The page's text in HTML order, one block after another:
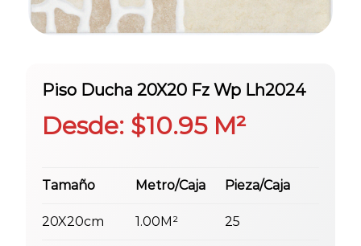
Piso Ducha 20X20 Fz Wp Lh2024
Desde: $10.95M²
Tamaño Metro/Caja Pieza/Caja
20X20cm 1.00M² 25